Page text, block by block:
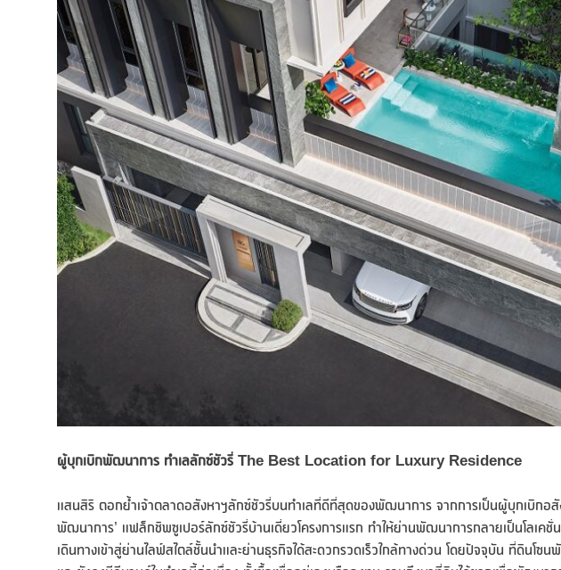
ผู้บุกเบิกพัฒนาการ ทำเลลักซ์ชัวรี่ The Best Location for Luxury Residence
แสนสิริ ตอกย้ำเจ้าตลาดอสังหาฯลักซ์ชัวรี่บนทำเลที่ดีที่สุดของพัฒนาการ จากการเป็นผู้บุกเบิกอสั
พัฒนาการ’ แฟล็กชิพซูเปอร์ลักซ์ชัวรี่บ้านเดี่ยวโครงการแรก ทำให้ย่านพัฒนาการกลายเป็นโลเคชั่
เดินทางเข้าสู่ย่านไลฟ์สไตล์ชั้นนำและย่านธุรกิจได้สะดวกรวดเร็วใกล้ทางด่วน โดยปัจจุบัน ที่ดินโ